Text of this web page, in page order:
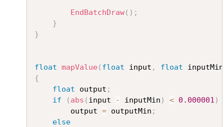
EndBatchDraw( ) ;
}
}
float mapValue( float input , float inputMin
{
float output ;
if
( abs ( input - inputMin ) < 0.000001 )
		output
= outputMin ;
else